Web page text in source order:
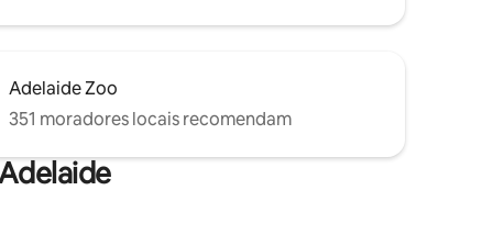
Adelaide Zoo
351 moradores locais recomendam